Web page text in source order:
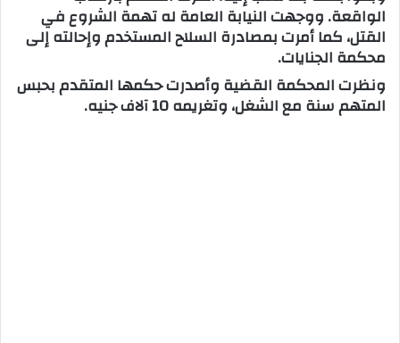
الواقعة. ووجهت النيابة العامة له تهمة الشروع في
القتل، كما أمرت بمصادرة السلاح المستخدم وإحالته إلى
محكمة الجنايات.
ونظرت المحكمة القضية وأصدرت حكمها المتقدم بحبس
المتهم سنة مع الشغل، وتغريمه 10 آلاف جنيه.